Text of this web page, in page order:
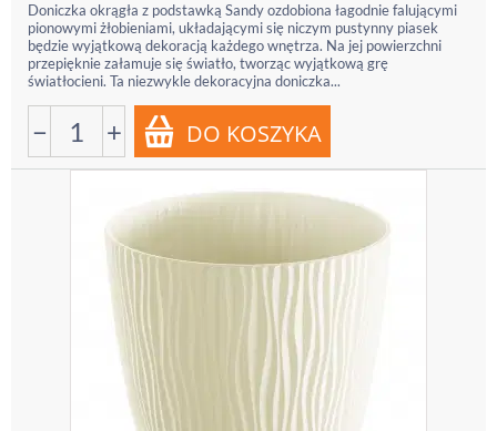
Doniczka okrągła z podstawką Sandy ozdobiona łagodnie falującymi
pionowymi żłobieniami, układającymi się niczym pustynny piasek
będzie wyjątkową dekoracją każdego wnętrza. Na jej powierzchni
przepięknie załamuje się światło, tworząc wyjątkową grę
światłocieni. Ta niezwykle dekoracyjna doniczka...
− +